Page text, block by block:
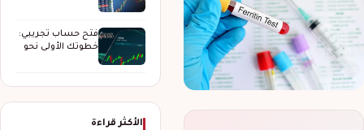
وإدارة…
فتح حساب تجريبي:
خطوتك الأولى نحو
الأكثر قراءة